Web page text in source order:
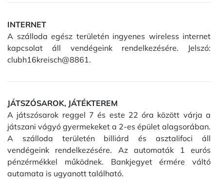
INTERNET
A szálloda egész területén ingyenes wireless internet
kapcsolat áll vendégeink rendelkezésére. Jelszó:
clubh16kreisch@8861.
JÁTSZÓSAROK, JÁTÉKTEREM
A játszósarok reggel 7 és este 22 óra között várja a
játszani vágyó gyermekeket a 2-es épület alagsorában.
A szálloda területén billiárd és asztalifoci áll
vendégeink rendelkezésére. Az automaták 1 eurós
pénzérmékkel működnek. Bankjegyet érmére váltó
autamata is ugyanott található.